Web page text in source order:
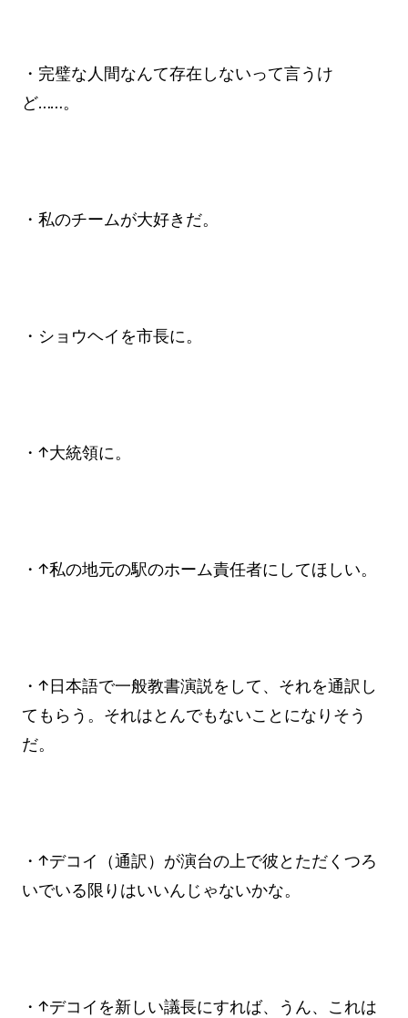
・完璧な人間なんて存在しないって言うけ
ど……。
・私のチームが大好きだ。
・ショウヘイを市長に。
・↑大統領に。
・↑私の地元の駅のホーム責任者にしてほしい。
・↑日本語で一般教書演説をして、それを通訳し
てもらう。それはとんでもないことになりそう
だ。
・↑デコイ（通訳）が演台の上で彼とただくつろ
いでいる限りはいいんじゃないかな。
・↑デコイを新しい議長にすれば、うん、これは